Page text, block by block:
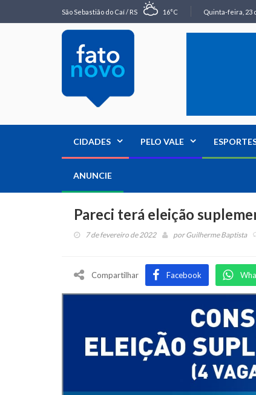
São Sebastião do Caí / RS 16°C Quinta-feira, 23
CIDADES PELO VALE
ANUNCIE
Pareci terá eleição
7 de fevereiro de 2022 porGuilherme Baptista
Compartilhar Facebook